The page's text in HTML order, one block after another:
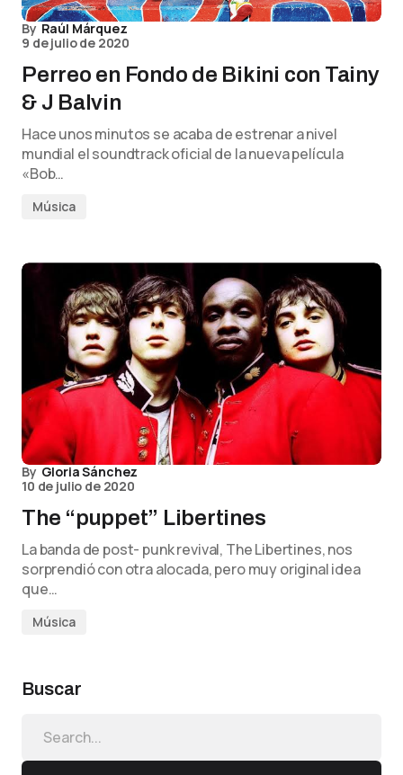
By Raúl Márquez
9 de julio de 2020
Perreo en Fondo de Bikini con Tainy
& J Balvin
Hace unos minutos se acaba de estrenar a nivel
mundial el soundtrack oficial de la nueva película
«Bob…
Música
By Gloria Sánchez
10 de julio de 2020
The “puppet” Libertines
La banda de post- punk revival, The Libertines, nos
sorprendió con otra alocada, pero muy original idea
que…
Música
Buscar